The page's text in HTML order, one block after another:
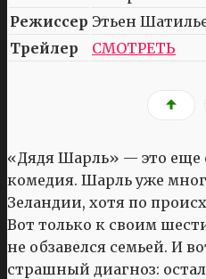
Режиссер Этьен
Трейлер
СМОТРЕТЬ
«Дядя Шарль» — это еще
комедия. Шарль уже
Зеландии, хотя по
Вот только к своим
не обзавелся семьей. И
страшный диагноз: